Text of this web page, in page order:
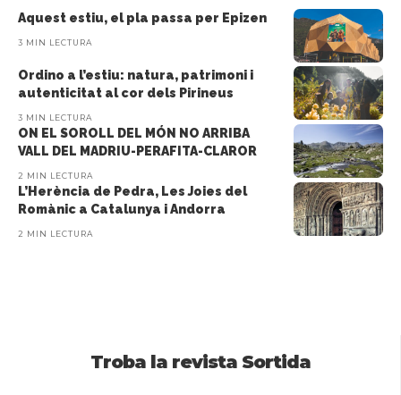
Aquest estiu, el pla passa per Epizen
3 MIN LECTURA
Ordino a l’estiu: natura, patrimoni i
autenticitat al cor dels Pirineus
3 MIN LECTURA
ON EL SOROLL DEL MÓN NO ARRIBA
VALL DEL MADRIU-PERAFITA-CLAROR
2 MIN LECTURA
L’Herència de Pedra, Les Joies del
Romànic a Catalunya i Andorra
2 MIN LECTURA
Troba la revista Sortida